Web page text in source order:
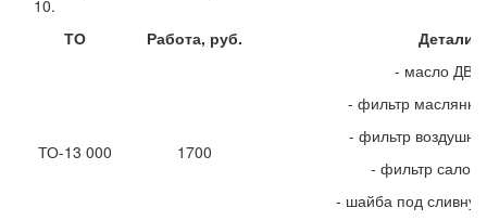
ТО Работа, руб. Детали,
ТО-13 000 1700
- масло ДВС
- фильтр
- фильтр
- фильтр
- шайба под